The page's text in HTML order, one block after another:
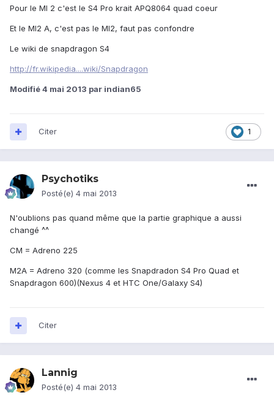
Pour le MI 2 c'est le S4 Pro krait APQ8064 quad coeur
Et le MI2 A, c'est pas le MI2, faut pas confondre
Le wiki de snapdragon S4
http://fr.wikipedia....wiki/Snapdragon
Modifié4 mai 2013 par indian65
1
Citer
Psychotiks
Posté(e) 4 mai 2013
N'oublions pas quand même que la partie graphique a aussi
changé ^^
CM = Adreno 225
M2A = Adreno 320 (comme les Snapdradon S4 Pro Quad et
Snapdragon 600)(Nexus 4 et HTC One/Galaxy S4)
Citer
Lannig
Posté(e) 4 mai 2013